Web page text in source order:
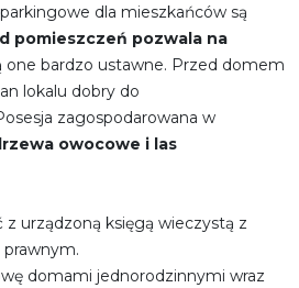
dla mieszkańców są
pomieszczeń pozwala na
one bardzo ustawne. Przed domem
lokalu dobry do
zagospodarowana w
owocowe i las
z urządzoną księgą wieczystą z
domami jednorodzinnymi wraz